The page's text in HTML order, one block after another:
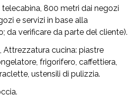
800 metri dai negozi
e servizi in base alla
da verificare da parte del cliente).
Attrezzatura cucina: piastre
frigorifero, caffettiera,
ustensili di pulizzia.